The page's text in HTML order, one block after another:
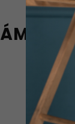
LÍBIT